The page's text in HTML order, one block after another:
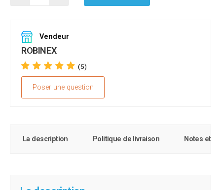
Vendeur
ROBINEX
(5)
Poser une question
La description Politique de livraison Notes et